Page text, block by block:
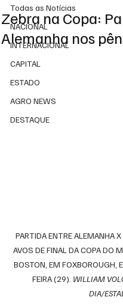
Todas as Notícias
NACIONAL
INTERNACIONAL
CAPITAL
ESTADO
AGRO NEWS
DESTAQUE
Zebra na Copa:
Alemanha nos
PARTIDA ENTRE ALEMANHA
AVOS DE FINAL DA COPA DO
BOSTON, EM FOXBOROUGH,
FEIRA (29). WILLIAM
DIA/